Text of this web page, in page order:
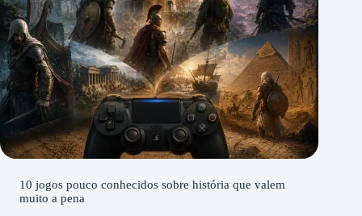
10 jogos pouco conhecidos sobre história que valem
muito a pena